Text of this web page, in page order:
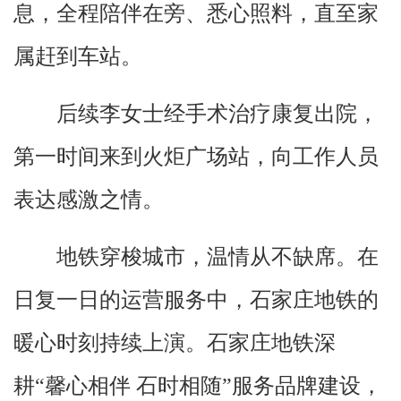
息，全程陪伴在旁、悉心照料，直至家
属赶到车站。
后续李女士经手术治疗康复出院，
第一时间来到火炬广场站，向工作人员
表达感激之情。
地铁穿梭城市，温情从不缺席。在
日复一日的运营服务中，石家庄地铁的
暖心时刻持续上演。石家庄地铁深
耕“馨心相伴 石时相随”服务品牌建设，